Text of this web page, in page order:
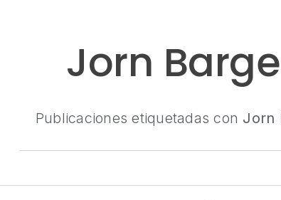
Jorn
Publicaciones etiquetadas con Jorn